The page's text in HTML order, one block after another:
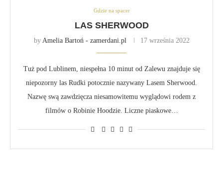
Gdzie na spacer
LAS SHERWOOD
by Amelia Bartoń - zamerdani.pl 17 września 2022
Tuż pod Lublinem, niespełna 10 minut od Zalewu znajduje się
niepozorny las Rudki potocznie nazywany Lasem Sherwood.
Nazwę swą zawdzięcza niesamowitemu wyglądowi rodem z
filmów o Robinie Hoodzie. Liczne piaskowe…